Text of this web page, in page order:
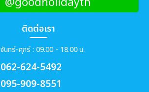
ติดต่อเรา
จันทร์-ศุกร์ : 09.00 - 18.00 น.
062-624-5492
095-909-8551